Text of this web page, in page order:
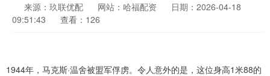
来源：玖联优配 网站：哈福配资
日期：2026-04-18
09:51:43
查看：126
1944年，马克斯·温舍被盟军俘虏。令人意外的是，这位身高1米88的